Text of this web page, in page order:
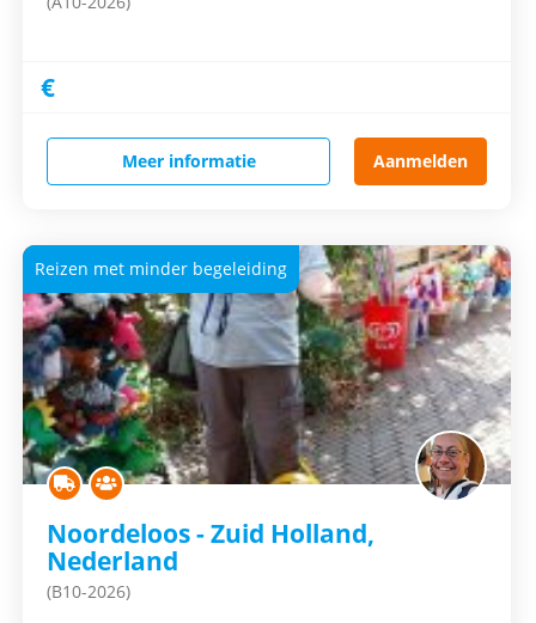
€
Meer informatie Aanmelden
Reizen met minder begeleiding
Noordeloos - Zuid Holland,
Nederland
(B10-2026)